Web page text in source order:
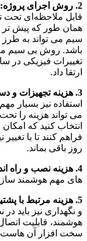
2. روش اجرای پروژه:
قابل ملاحظه‌ای تحت
همان طور که پیش تر
سیم می‌ تواند به طرز
باشد. روش بی‌ سیم
تغییرات فیزیکی در
ارتقا داد.
3. هزینه تجهیزات و دستگاه‌ ها:
استفاده نیز بسیار
می‌ تواند هزینه را
انتخاب کنید که
فراهم کنند تا با
روز باقی بماند.
4. هزینه نصب و راه‌ اندازی:
های مهم هوشمند
5. هزینه مرتبط با پشتیبانی و نگهداری:
و نگهداری نیز باید
هوشمند، قابلیت
سخت‌ افزار آن‌ هاست،